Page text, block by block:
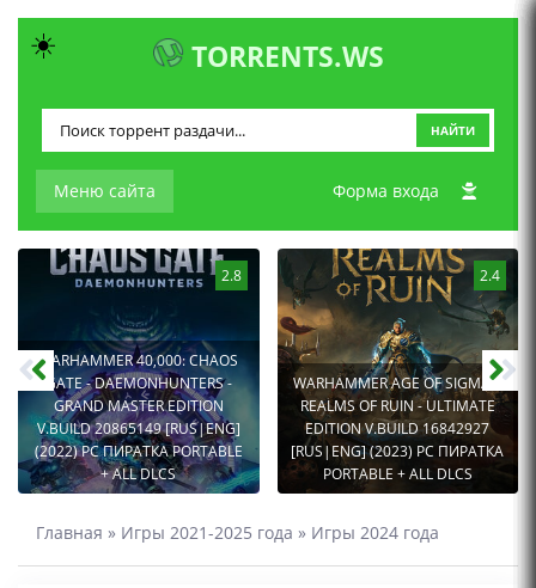
TORRENTS.WS
Меню сайта
НАЙТИ
Форма входа
2.8
WARHAMMER 40,000: CHAOS
GATE - DAEMONHUNTERS -
GRAND MASTER EDITION
V.BUILD 20865149 [RUS|ENG]
(2022) PC ПИРАТКА PORTABLE
+ ALL DLCS
2.4
WARHAMMER AGE OF SIGMAR:
REALMS OF RUIN - ULTIMATE
EDITION V.BUILD 16842927
[RUS|ENG] (2023) PC ПИРАТКА
PORTABLE + ALL DLCS
Главная » Игры 2021-2025 года » Игры 2024 года
☀️